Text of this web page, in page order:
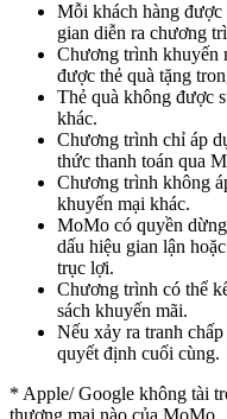
Mỗi khách hàng được
gian diễn ra chương
Chương trình khuyến
được thẻ quà tặng
Thẻ quà không được
khác.
Chương trình chỉ áp
thức thanh toán qua
Chương trình không
khuyến mại khác.
MoMo có quyền
dấu hiệu gian lận
trục lợi.
Chương trình có thể
sách khuyến mãi.
Nếu xảy ra tranh
quyết định cuối cùng.
* Apple/ Google không tài